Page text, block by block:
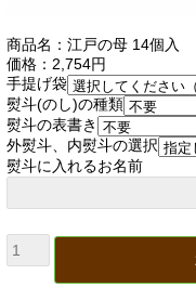
商品名：江戸の母 14個入
価格：2,754円
手提げ袋
熨斗(のし)の種類
熨斗の表書き
外熨斗、内熨斗の選択
熨斗に入れるお名前